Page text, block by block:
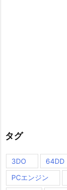
タグ
3DO 64DD
PCエンジン